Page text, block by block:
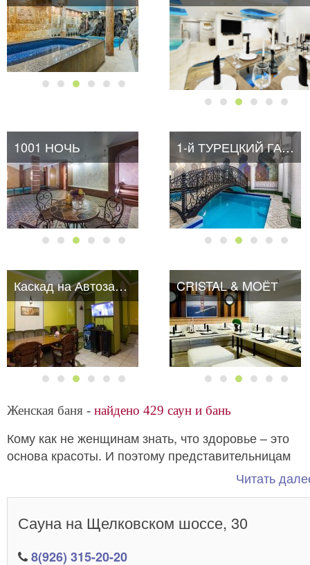
1001 НОЧЬ 1-й ТУРЕЦКИЙ ГАМБИТ
Каскад на Автозаводской CRISTAL & MOЁТ
Женская баня - найдено 429 саун и бань
Кому как не женщинам знать, что здоровье – это
основа красоты. И поэтому представительницам
прекрасного пола невероятно важно следить за
своим организмом. Чтобы этот процесс не был в
женская сауна. То самое место, где можно отлично
Читать
Сауна на Щелковском шоссе, 30
8(926) 315-20-20